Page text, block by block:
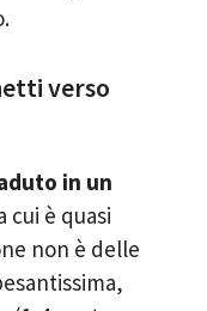
verso
in un
cui è quasi
non è delle